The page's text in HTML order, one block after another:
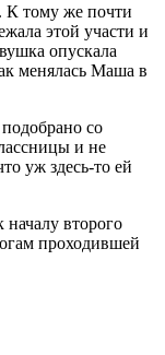
К тому же почти
этой участи и
опускала
менялась Маша в
со
и не
уж здесь-то ей
второго
проходившей